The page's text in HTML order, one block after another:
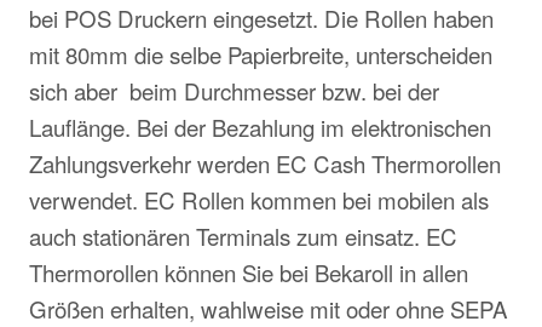
bei POS Druckern eingesetzt. Die Rollen haben
mit 80mm die selbe Papierbreite, unterscheiden
sich aber beim Durchmesser bzw. bei der
Lauflänge. Bei der Bezahlung im elektronischen
Zahlungsverkehr werden EC Cash Thermorollen
verwendet. EC Rollen kommen bei mobilen als
auch stationären Terminals zum einsatz. EC
Thermorollen können Sie bei Bekaroll in allen
Größen erhalten, wahlweise mit oder ohne SEPA